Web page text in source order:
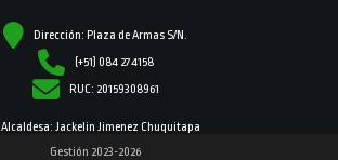
Dirección: Plaza de Armas S/N.
(+51) 084 274158
RUC: 20159308961
Alcaldesa: Jackelin Jimenez Chuquitapa
Gestión 2023-2026